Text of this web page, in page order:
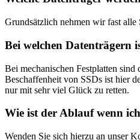
Grundsätzlich nehmen wir fast alle
Bei welchen Datenträgern
Bei mechanischen Festplatten
Beschaffenheit von SSDs ist hier
nur mit sehr viel Glück zu retten.
Wie ist der Ablauf wenn
Wenden Sie sich hierzu an unser